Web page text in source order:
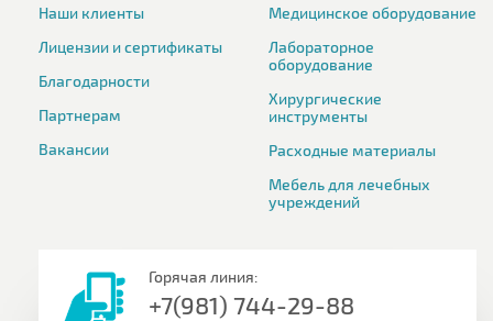
Наши клиенты
Лицензии и сертификаты
Благодарности
Партнерам
Вакансии
Медицинское оборудование
Лабораторное
оборудование
Хирургические
инструменты
Расходные материалы
Мебель для лечебных
учреждений
Горячая линия:
+7(981) 744-29-88